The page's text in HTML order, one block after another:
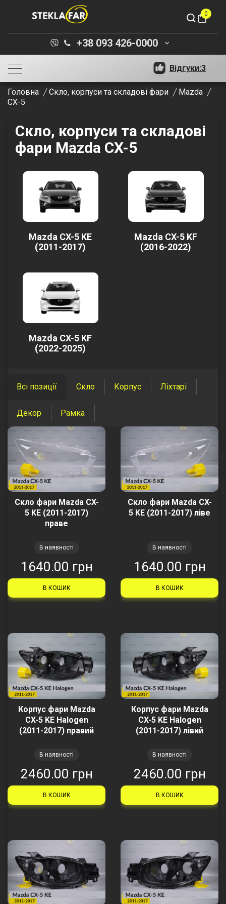
shopping_bag
0
+38 093 426-0000 keyboard_arrow_down
Відгуки:3
Головна Скло, корпуси та складові фари
Mazda
CX-5
Скло, корпуси та складові
фари Mazda CX-5
Mazda CX-5 KE
(2011-2017)
Mazda CX-5 KF
(2016-2022)
Mazda CX-5 KF
(2022-2025)
Всі позиції Скло Корпус Ліхтарі
Декор Рамка
Скло фари Mazda CX-
5 KE (2011-2017)
праве
В наявності
1640.00 грн
В КОШИК
Скло фари Mazda CX-
5 KE (2011-2017) ліве
В наявності
1640.00 грн
В КОШИК
Корпус фари Mazda
CX-5 KE Halogen
(2011-2017) правий
В наявності
2460.00 грн
В КОШИК
Корпус фари Mazda
CX-5 KE Halogen
(2011-2017) лівий
В наявності
2460.00 грн
В КОШИК